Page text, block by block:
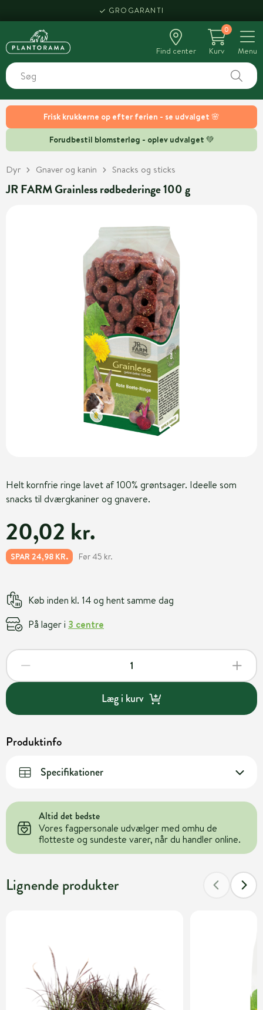
Frisk krukkerne op efter ferien - se udvalget 🌸
Forudbestil blomsterløg - oplev udvalget 💚
GROGARANTI
Find center
0
Kurv
Menu
Dyr Gnaver og kanin Snacks og sticks
JR FARM Grainless rødbederinge 100 g
Helt kornfrie ringe lavet af 100% grøntsager. Ideelle som
snacks til dværgkaniner og gnavere.
20,02 kr.
SPAR 24,98 KR. Før 45 kr.
Køb inden kl. 14 og hent samme dag
På lager i 3 centre
Læg i kurv
Produktinfo
Specifikationer
Altid det bedste
Vores fagpersonale udvælger med omhu de
flotteste og sundeste varer, når du handler online.
Lignende produkter